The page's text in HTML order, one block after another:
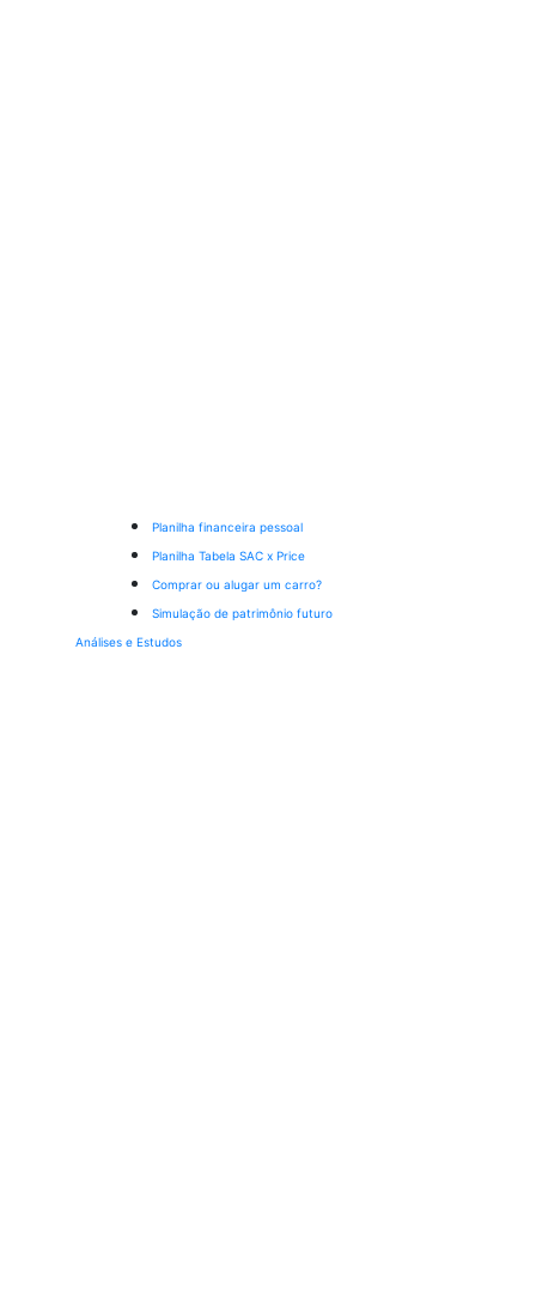
Planilha financeira pessoal
Planilha Tabela SAC x Price
Comprar ou alugar um carro?
Simulação de patrimônio futuro
Análises e Estudos